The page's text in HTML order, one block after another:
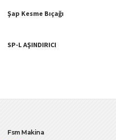
Şap Kesme Bıçağı
SP-L AŞINDIRICI
Fsm Makina